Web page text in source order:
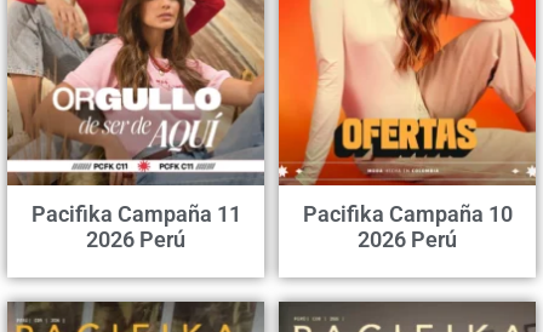
Pacifika Campaña 11
2026 Perú
Pacifika Campaña 10
2026 Perú